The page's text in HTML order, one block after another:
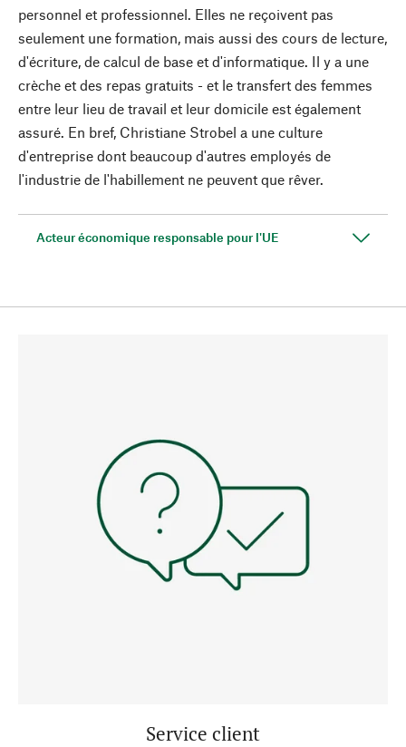
personnel et professionnel. Elles ne reçoivent pas
seulement une formation, mais aussi des cours de lecture,
d'écriture, de calcul de base et d'informatique. Il y a une
crèche et des repas gratuits - et le transfert des femmes
entre leur lieu de travail et leur domicile est également
assuré. En bref, Christiane Strobel a une culture
d'entreprise dont beaucoup d'autres employés de
l'industrie de l'habillement ne peuvent que rêver.
Acteur économique responsable pour l'UE
Service client